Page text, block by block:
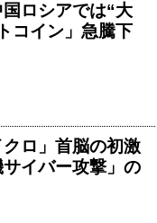
ロシアでは“大
コイン」急騰下
クロ」首脳の初激
イバー攻撃」の